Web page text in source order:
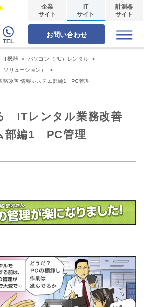
TEL
企業
サイト
IT
サイト
計測器
サイト
お問い合わせ
IT機器 > パソコン（PC）レンタル >
ソリューション）
>
改善 情報システム部編1 PC管理
ITレンタル業務改善
部編1 PC管理